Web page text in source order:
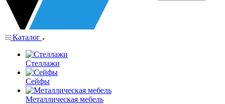
Каталог
Стеллажи
Сейфы
Металлическая мебель